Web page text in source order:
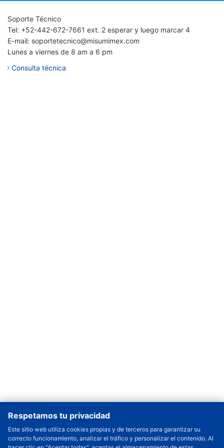
Respetamos tu privacidad
Este sitio web utiliza cookies propias y de terceros para garantizar su
correcto funcionamiento, analizar el tráfico y personalizar el contenido. Al
Soporte Técnico
Tel: +52-442-672-7661 ext. 2 esperar y luego marcar 4
E-mail: soportetecnico@misumimex.com
Lunes a viernes de 8 am a 6 pm
Consulta técnica
Cantidad a Ordenar - +